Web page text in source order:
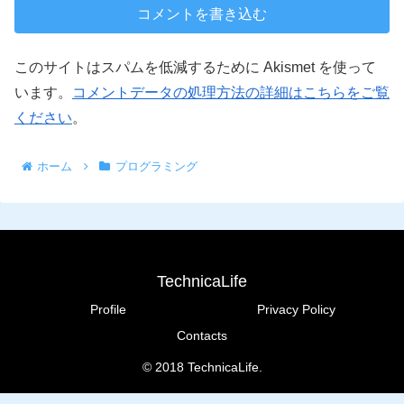
コメントを書き込む
このサイトはスパムを低減するために Akismet を使って
います。
コメントデータの処理方法の詳細はこちらをご覧
ください。
ホーム プログラミング
TechnicaLife
Profile
Privacy Policy
Contacts
© 2018 TechnicaLife.